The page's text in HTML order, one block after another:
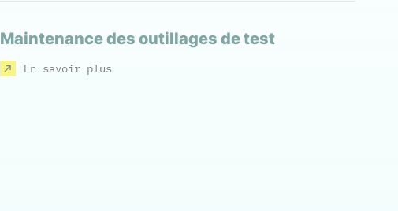
Maintenance des outillages de test
En savoir plus